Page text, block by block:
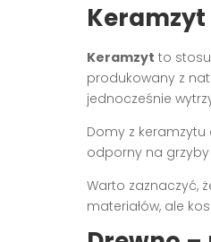
Keramzyt to
produkowany z
jednocześnie
Domy z
odporny na
Warto zaznaczyć,
materiałów, ale